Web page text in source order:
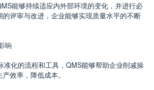
能够持续适应内外部环境的变化，并进行必
评审与改进，企业能够实现质量水平的不断
响
准化的流程和工具，QMS能够帮助企业削减操
效率，降低成本。